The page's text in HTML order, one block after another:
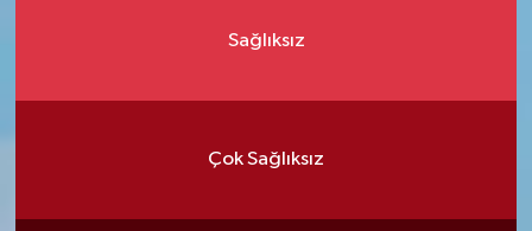
Sağlıksız
Çok Sağlıksız